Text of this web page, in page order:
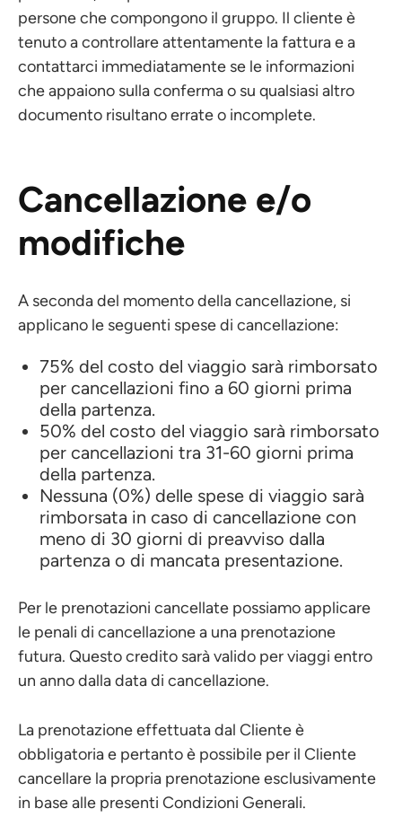
persone che compongono il gruppo. Il cliente è
tenuto a controllare attentamente la fattura e a
contattarci immediatamente se le informazioni
che appaiono sulla conferma o su qualsiasi altro
documento risultano errate o incomplete.
Cancellazione e/o
modifiche
A seconda del momento della cancellazione, si
applicano le seguenti spese di cancellazione:
75% del costo del viaggio sarà rimborsato
per cancellazioni fino a 60 giorni prima
della partenza.
50% del costo del viaggio sarà rimborsato
per cancellazioni tra 31-60 giorni prima
della partenza.
Nessuna (0%) delle spese di viaggio sarà
rimborsata in caso di cancellazione con
meno di 30 giorni di preavviso dalla
partenza o di mancata presentazione.
Per le prenotazioni cancellate possiamo applicare
le penali di cancellazione a una prenotazione
futura. Questo credito sarà valido per viaggi entro
un anno dalla data di cancellazione.
La prenotazione effettuata dal Cliente è
obbligatoria e pertanto è possibile per il Cliente
cancellare la propria prenotazione esclusivamente
in base alle presenti Condizioni Generali.